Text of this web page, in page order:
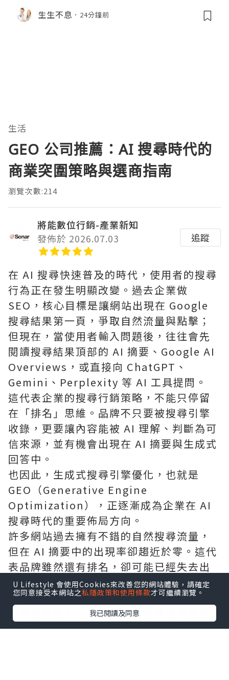
生生不息 24分鐘前
生活
GEO 公司推薦：AI 搜尋時代的
商業突圍策略與選商指南
瀏覽次數:214
將能數位行銷-產業新知
發佈於 2026.07.03
追蹤
在 AI 搜尋快速普及的時代，使用者的搜尋
行為正在發生明顯改變。過去企業做
SEO，核心目標是讓網站出現在 Google
搜尋結果第一頁，爭取自然流量與點擊；
但現在，當使用者輸入問題後，往往會先
閱讀搜尋結果頂部的 AI 摘要、Google AI
Overviews，或直接向 ChatGPT、
Gemini、Perplexity 等 AI 工具提問。
這代表企業的搜尋行銷策略，不能只停留
在「排名」思維。品牌不只要被搜尋引擎
收錄，更要讓內容能被 AI 理解、判斷為可
信來源，並有機會出現在 AI 摘要與生成式
回答中。
也因此，生成式搜尋引擎優化，也就是
GEO（Generative Engine
Optimization），正逐漸成為企業在 AI
搜尋時代的重要佈局方向。
許多網站過去擁有不錯的自然搜尋流量，
但在 AI 摘要中的出現率卻趨近於零。這代
表品牌雖然還有排名，卻可能已經失去出
現在使用者決策最前端的機會。
對企業來說，選擇一家具備 SEO 基礎、AI
搜尋理解能力、內容策略與商業成果導向
的 GEO 公司，將成為未來突破成長瓶頸的
U Lifestyle 會使用Cookies來改善您的網站體驗，請確定
您同意接受本網站之私隱政策和使用條款才可繼續瀏覽。
我已閱讀及同意